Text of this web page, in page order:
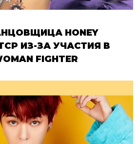
HONEY
ИЗ-ЗА УЧАСТИЯ В
FIGHTER